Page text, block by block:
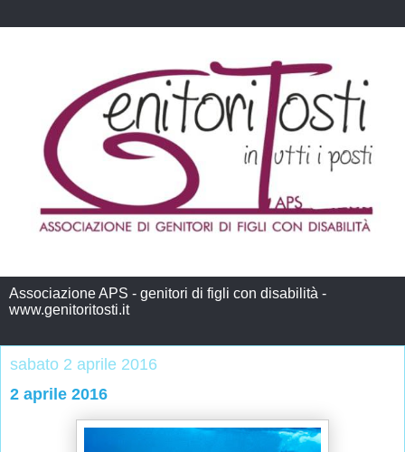
Associazione APS - genitori di figli con disabilità -
www.genitoritosti.it
sabato 2 aprile 2016
2 aprile 2016